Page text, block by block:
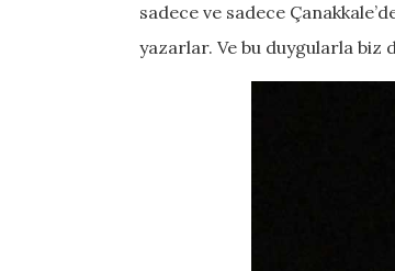
sadece ve sadece
yazarlar. Ve bu duygularla biz